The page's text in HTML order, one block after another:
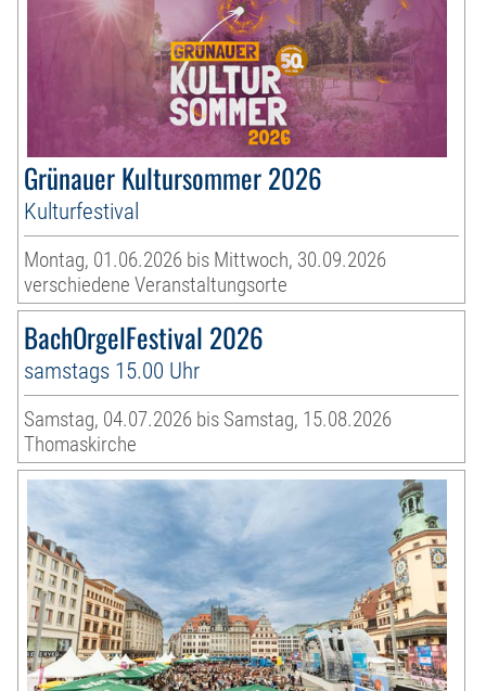
Grünauer Kultursommer 2026
Kulturfestival
Montag, 01.06.2026 bis Mittwoch, 30.09.2026
verschiedene Veranstaltungsorte
BachOrgelFestival 2026
samstags 15.00 Uhr
Samstag, 04.07.2026 bis Samstag, 15.08.2026
Thomaskirche